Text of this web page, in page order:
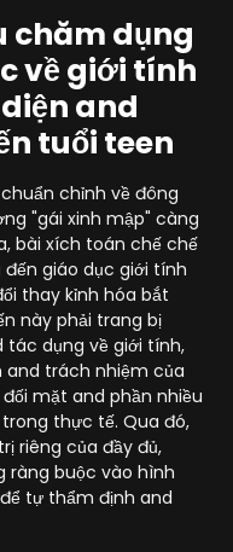
chăm dụng
về giới tính
and
tuổi teen
chỉnh về đông
"gái xinh mập" càng
bài xích toán chế chế
giáo dục giới tính
thay kỉnh hóa bắt
này phải trang bị
dụng về giới tính,
trách nhiệm của
mặt and phần nhiều
thực tế. Qua đó,
riêng của đầy đủ,
ràng buộc vào hình
tự thẩm định and